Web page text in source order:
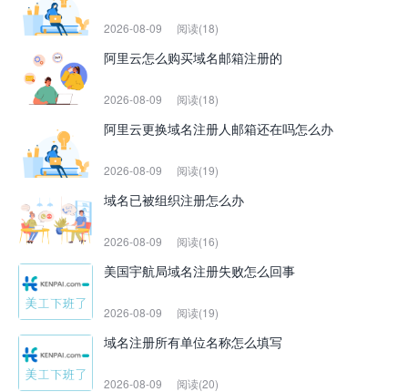
2026-08-09 阅读(18)
阿里云怎么购买域名邮箱注册的
2026-08-09 阅读(18)
阿里云更换域名注册人邮箱还在吗怎么办
2026-08-09 阅读(19)
域名已被组织注册怎么办
2026-08-09 阅读(16)
美国宇航局域名注册失败怎么回事
2026-08-09 阅读(19)
域名注册所有单位名称怎么填写
2026-08-09 阅读(20)